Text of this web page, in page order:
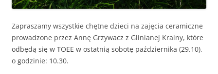
Zapraszamy wszystkie chętne dzieci na zajęcia ceramiczne
prowadzone przez Annę Grzywacz z Glinianej Krainy, które
odbędą się w TOEE w ostatnią sobotę października (29.10),
o godzinie: 10.30.